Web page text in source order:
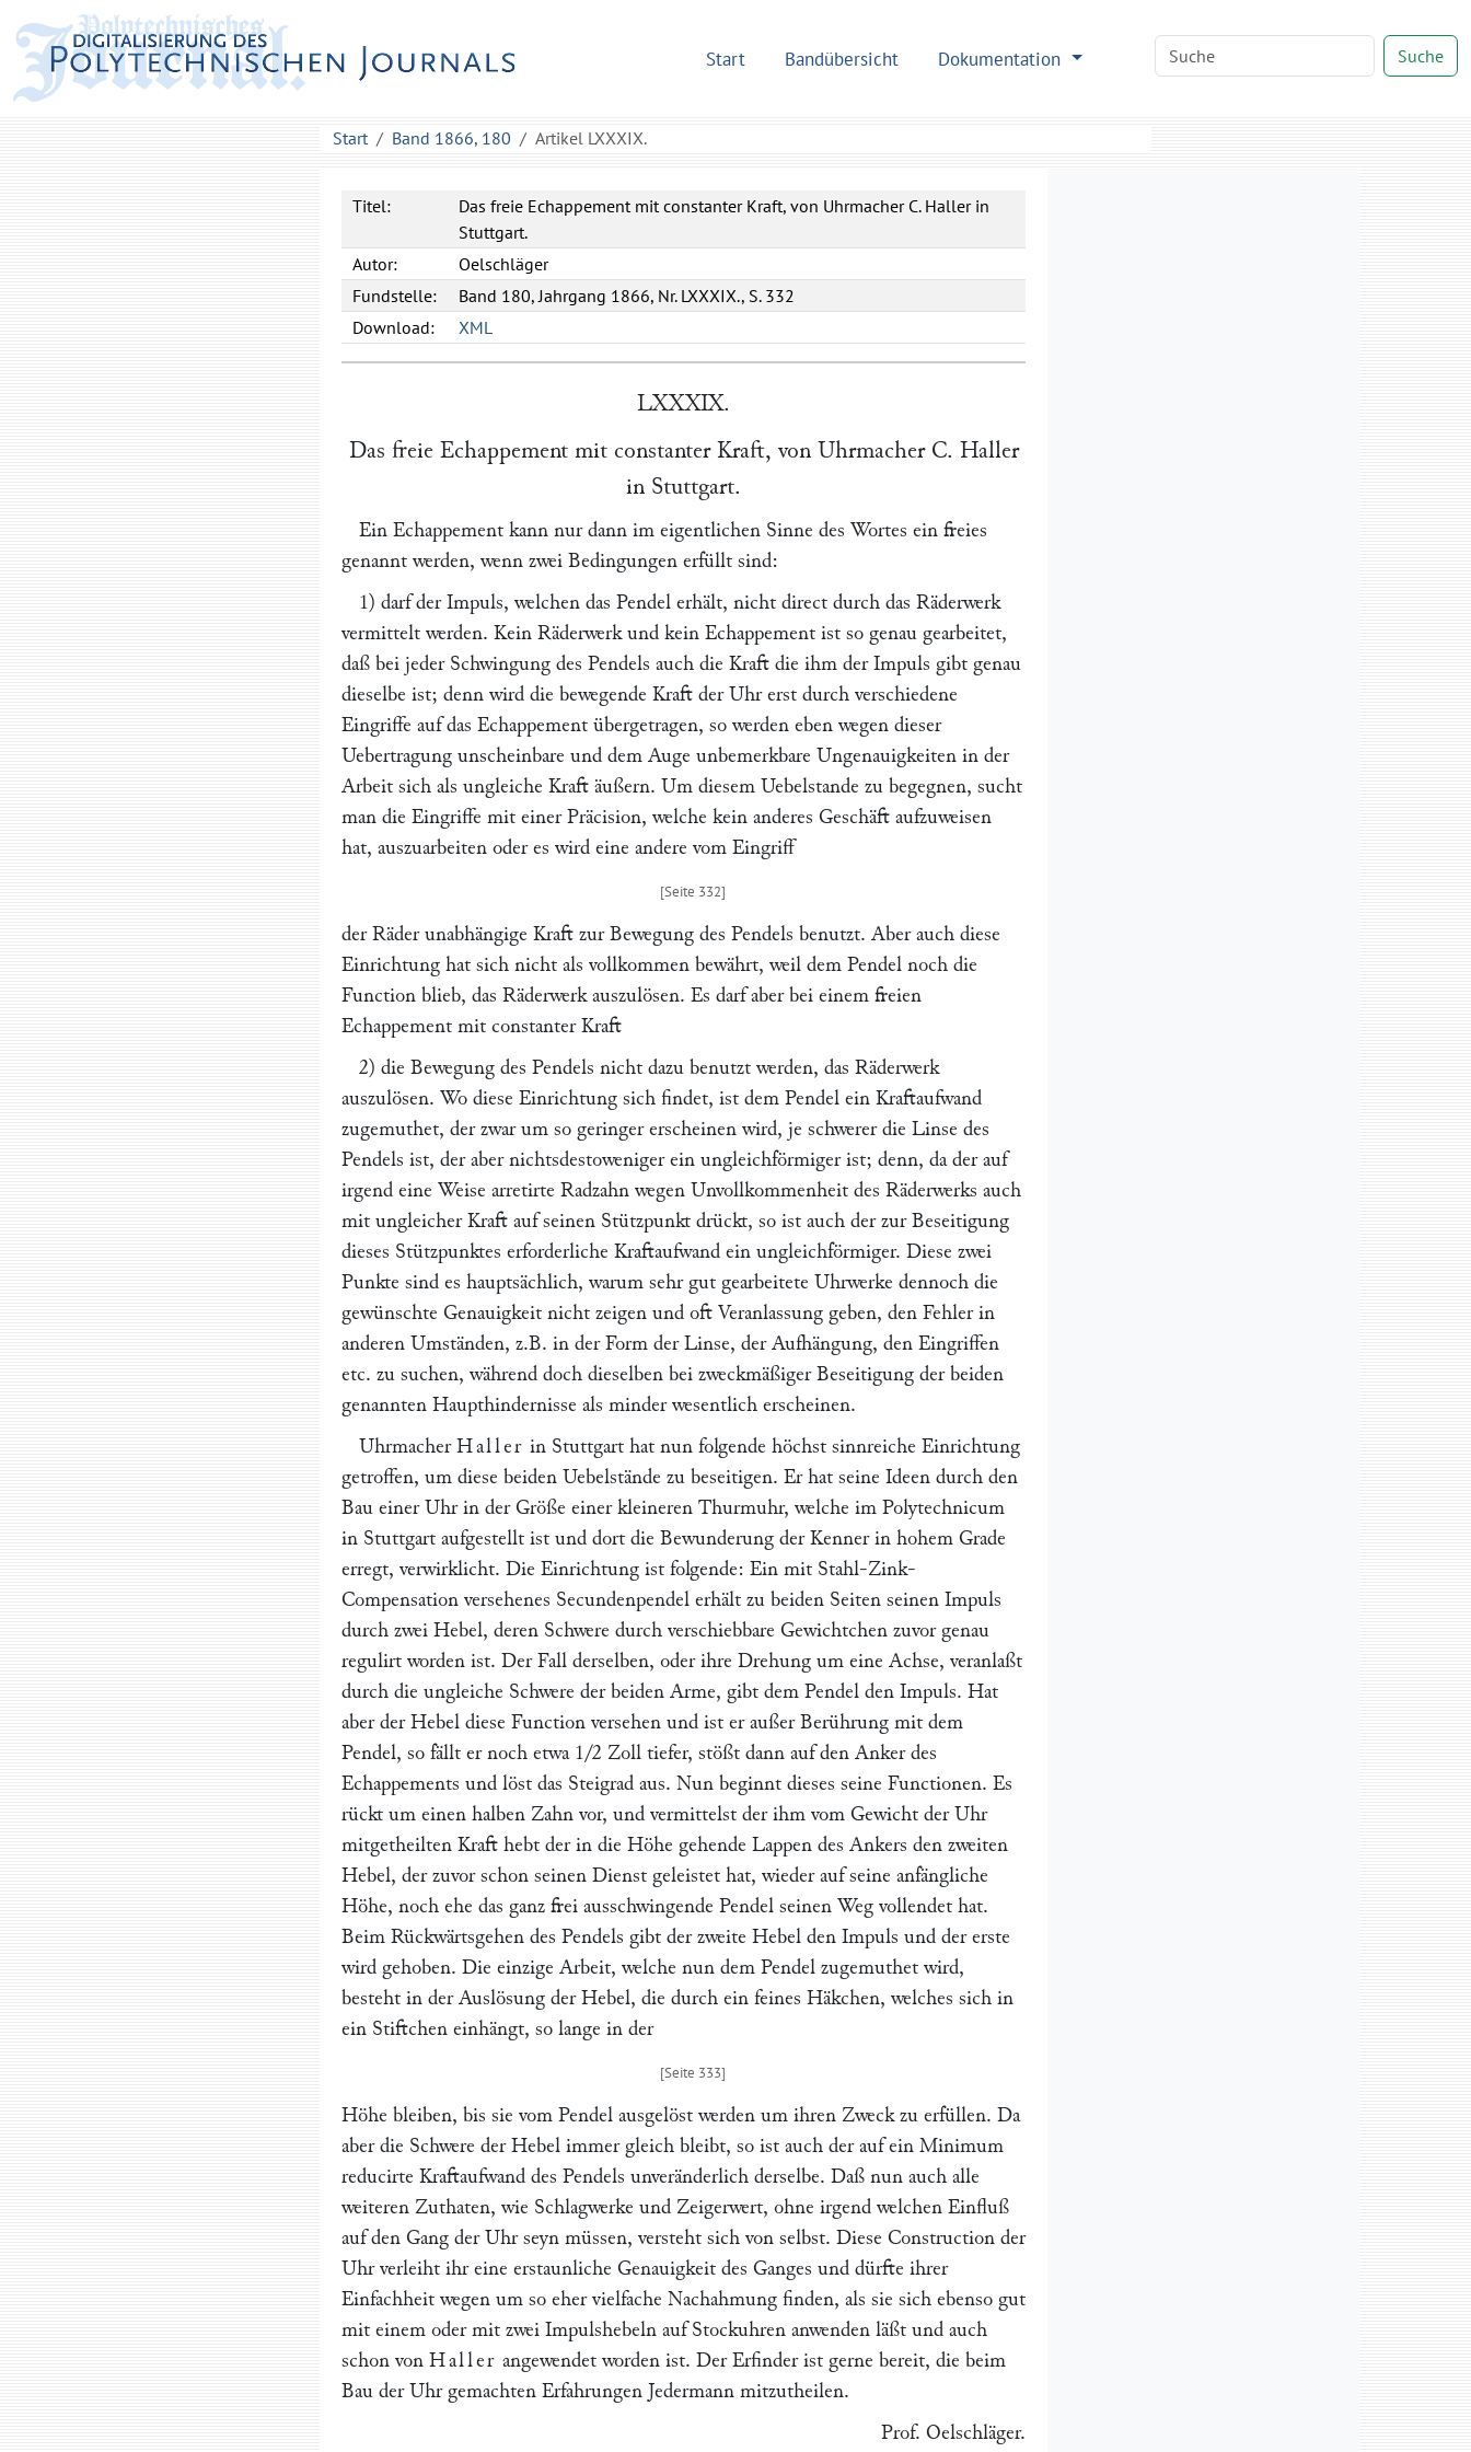
Start Bandübersicht Dokumentation Suche
Start Band 1866, 180 Artikel LXXXIX.
Titel:
Das freie Echappement mit constanter Kraft, von Uhrmacher C. Haller in
Stuttgart.
Autor:
Oelschläger
Fundstelle:
Band 180, Jahrgang 1866, Nr. LXXXIX., S. 332
Download:
XML
LXXXIX.
Das freie Echappement mit constanter Kraft, von Uhrmacher C. Haller
in Stuttgart.
Ein Echappement kann nur dann im eigentlichen Sinne des Wortes ein freies
genannt werden, wenn zwei Bedingungen erfüllt sind:
1) darf der Impuls, welchen das Pendel erhält, nicht direct durch das Räderwerk
vermittelt werden. Kein Räderwerk und kein Echappement ist so genau gearbeitet,
daß bei jeder Schwingung des Pendels auch die Kraft die ihm der Impuls gibt genau
dieselbe ist; denn wird die bewegende Kraft der Uhr erst durch verschiedene
Eingriffe auf das Echappement übergetragen, so werden eben wegen dieser
Uebertragung unscheinbare und dem Auge unbemerkbare Ungenauigkeiten in der
Arbeit sich als ungleiche Kraft äußern. Um diesem Uebelstande zu begegnen, sucht
man die Eingriffe mit einer Präcision, welche kein anderes Geschäft aufzuweisen
hat, auszuarbeiten oder es wird eine andere vom Eingriff
der Räder unabhängige Kraft zur Bewegung des Pendels benutzt. Aber auch diese
Einrichtung hat sich nicht als vollkommen bewährt, weil dem Pendel noch die
Function blieb, das Räderwerk auszulösen. Es darf aber bei einem freien
Echappement mit constanter Kraft
2) die Bewegung des Pendels nicht dazu benutzt werden, das Räderwerk
auszulösen. Wo diese Einrichtung sich findet, ist dem Pendel ein Kraftaufwand
zugemuthet, der zwar um so geringer erscheinen wird, je schwerer die Linse des
Pendels ist, der aber nichtsdestoweniger ein ungleichförmiger ist; denn, da der auf
irgend eine Weise arretirte Radzahn wegen Unvollkommenheit des Räderwerks auch
mit ungleicher Kraft auf seinen Stützpunkt drückt, so ist auch der zur Beseitigung
dieses Stützpunktes erforderliche Kraftaufwand ein ungleichförmiger. Diese zwei
Punkte sind es hauptsächlich, warum sehr gut gearbeitete Uhrwerke dennoch die
gewünschte Genauigkeit nicht zeigen und oft Veranlassung geben, den Fehler in
anderen Umständen, z.B. in der Form der Linse, der Aufhängung, den Eingriffen
etc. zu suchen, während doch dieselben bei zweckmäßiger Beseitigung der beiden
genannten Haupthindernisse als minder wesentlich erscheinen.
Uhrmacher Haller in Stuttgart hat nun folgende höchst sinnreiche Einrichtung
getroffen, um diese beiden Uebelstände zu beseitigen. Er hat seine Ideen durch den
Bau einer Uhr in der Größe einer kleineren Thurmuhr, welche im Polytechnicum
in Stuttgart aufgestellt ist und dort die Bewunderung der Kenner in hohem Grade
erregt, verwirklicht. Die Einrichtung ist folgende: Ein mit Stahl-Zink-
Compensation versehenes Secundenpendel erhält zu beiden Seiten seinen Impuls
durch zwei Hebel, deren Schwere durch verschiebbare Gewichtchen zuvor genau
regulirt worden ist. Der Fall derselben, oder ihre Drehung um eine Achse, veranlaßt
durch die ungleiche Schwere der beiden Arme, gibt dem Pendel den Impuls. Hat
aber der Hebel diese Function versehen und ist er außer Berührung mit dem
Pendel, so fällt er noch etwa 1/2 Zoll tiefer, stößt dann auf den Anker des
Echappements und löst das Steigrad aus. Nun beginnt dieses seine Functionen. Es
rückt um einen halben Zahn vor, und vermittelst der ihm vom Gewicht der Uhr
mitgetheilten Kraft hebt der in die Höhe gehende Lappen des Ankers den zweiten
Hebel, der zuvor schon seinen Dienst geleistet hat, wieder auf seine anfängliche
Höhe, noch ehe das ganz frei ausschwingende Pendel seinen Weg vollendet hat.
Beim Rückwärtsgehen des Pendels gibt der zweite Hebel den Impuls und der erste
wird gehoben. Die einzige Arbeit, welche nun dem Pendel zugemuthet wird,
besteht in der Auslösung der Hebel, die durch ein feines Häkchen, welches sich in
ein Stiftchen einhängt, so lange in der
Höhe bleiben, bis sie vom Pendel ausgelöst werden um ihren Zweck zu erfüllen. Da
aber die Schwere der Hebel immer gleich bleibt, so ist auch der auf ein Minimum
reducirte Kraftaufwand des Pendels unveränderlich derselbe. Daß nun auch alle
weiteren Zuthaten, wie Schlagwerke und Zeigerwert, ohne irgend welchen Einfluß
auf den Gang der Uhr seyn müssen, versteht sich von selbst. Diese Construction der
Uhr verleiht ihr eine erstaunliche Genauigkeit des Ganges und dürfte ihrer
Einfachheit wegen um so eher vielfache Nachahmung finden, als sie sich ebenso gut
mit einem oder mit zwei Impulshebeln auf Stockuhren anwenden läßt und auch
schon von Haller angewendet worden ist. Der Erfinder ist gerne bereit, die beim
Bau der Uhr gemachten Erfahrungen Jedermann mitzutheilen.
Prof. Oelschläger.